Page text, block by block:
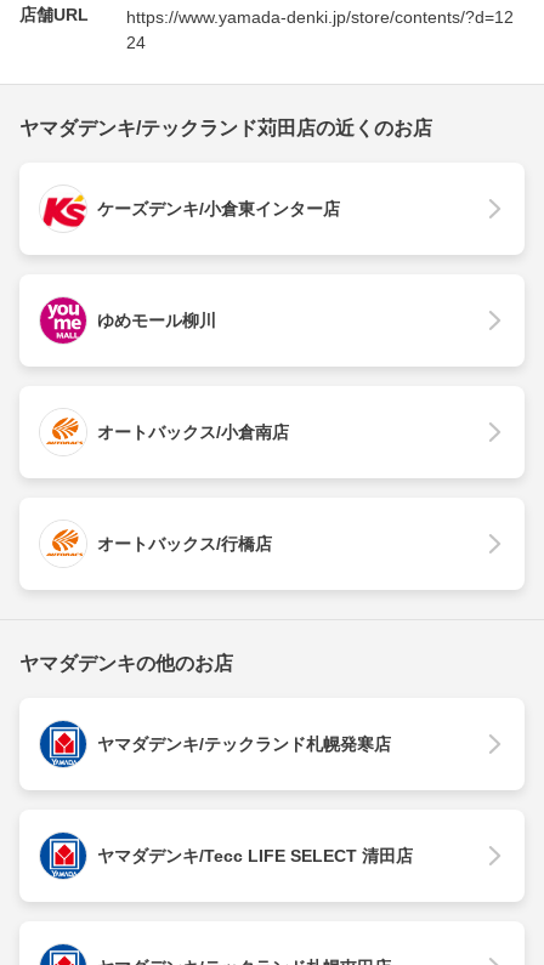
店舗URL
https://www.yamada-denki.jp/store/contents/?d=12
24
ヤマダデンキ/テックランド苅田店の近くのお店
ケーズデンキ/小倉東インター店
ゆめモール柳川
オートバックス/小倉南店
オートバックス/行橋店
ヤマダデンキの他のお店
ヤマダデンキ/テックランド札幌発寒店
ヤマダデンキ/Tecc LIFE SELECT 清田店